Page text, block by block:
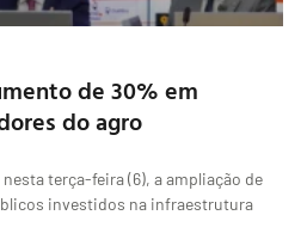
de 30% em
do agro
terça-feira (6), a ampliação de
investidos na infraestrutura